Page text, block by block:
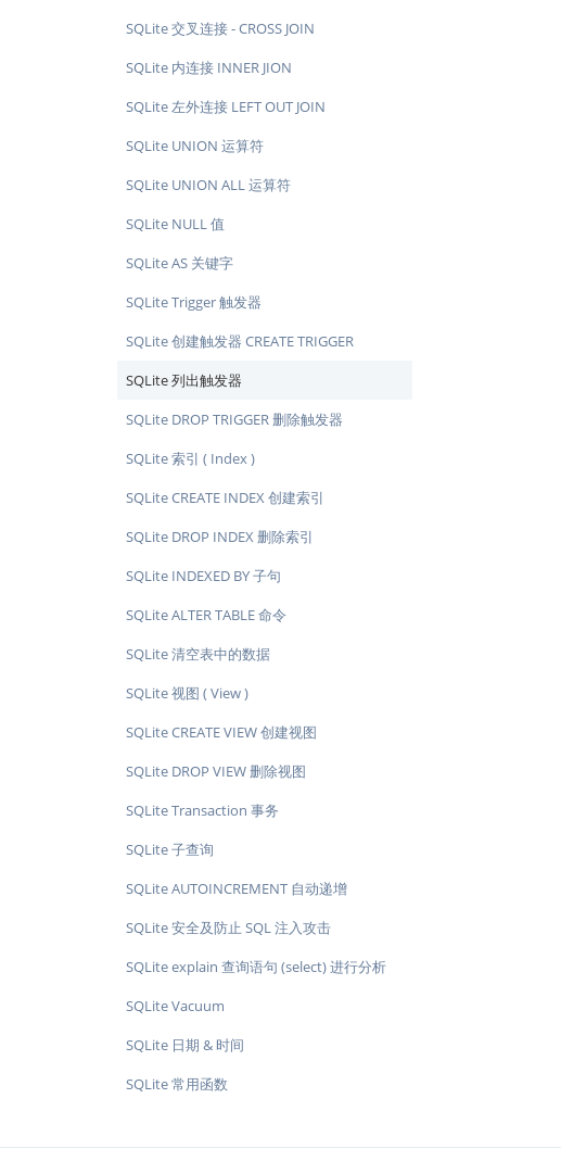
SQLite 交叉连接 - CROSS JOIN
SQLite 内连接 INNER JION
SQLite 左外连接 LEFT OUT JOIN
SQLite UNION 运算符
SQLite UNION ALL 运算符
SQLite NULL 值
SQLite AS 关键字
SQLite Trigger 触发器
SQLite 创建触发器 CREATE TRIGGER
SQLite 列出触发器
SQLite DROP TRIGGER 删除触发器
SQLite 索引 ( Index )
SQLite CREATE INDEX 创建索引
SQLite DROP INDEX 删除索引
SQLite INDEXED BY 子句
SQLite ALTER TABLE 命令
SQLite 清空表中的数据
SQLite 视图 ( View )
SQLite CREATE VIEW 创建视图
SQLite DROP VIEW 删除视图
SQLite Transaction 事务
SQLite 子查询
SQLite AUTOINCREMENT 自动递增
SQLite 安全及防止 SQL 注入攻击
SQLite explain 查询语句 (select) 进行分析
SQLite Vacuum
SQLite 日期 & 时间
SQLite 常用函数